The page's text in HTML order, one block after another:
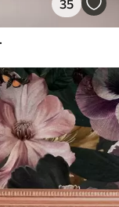
35